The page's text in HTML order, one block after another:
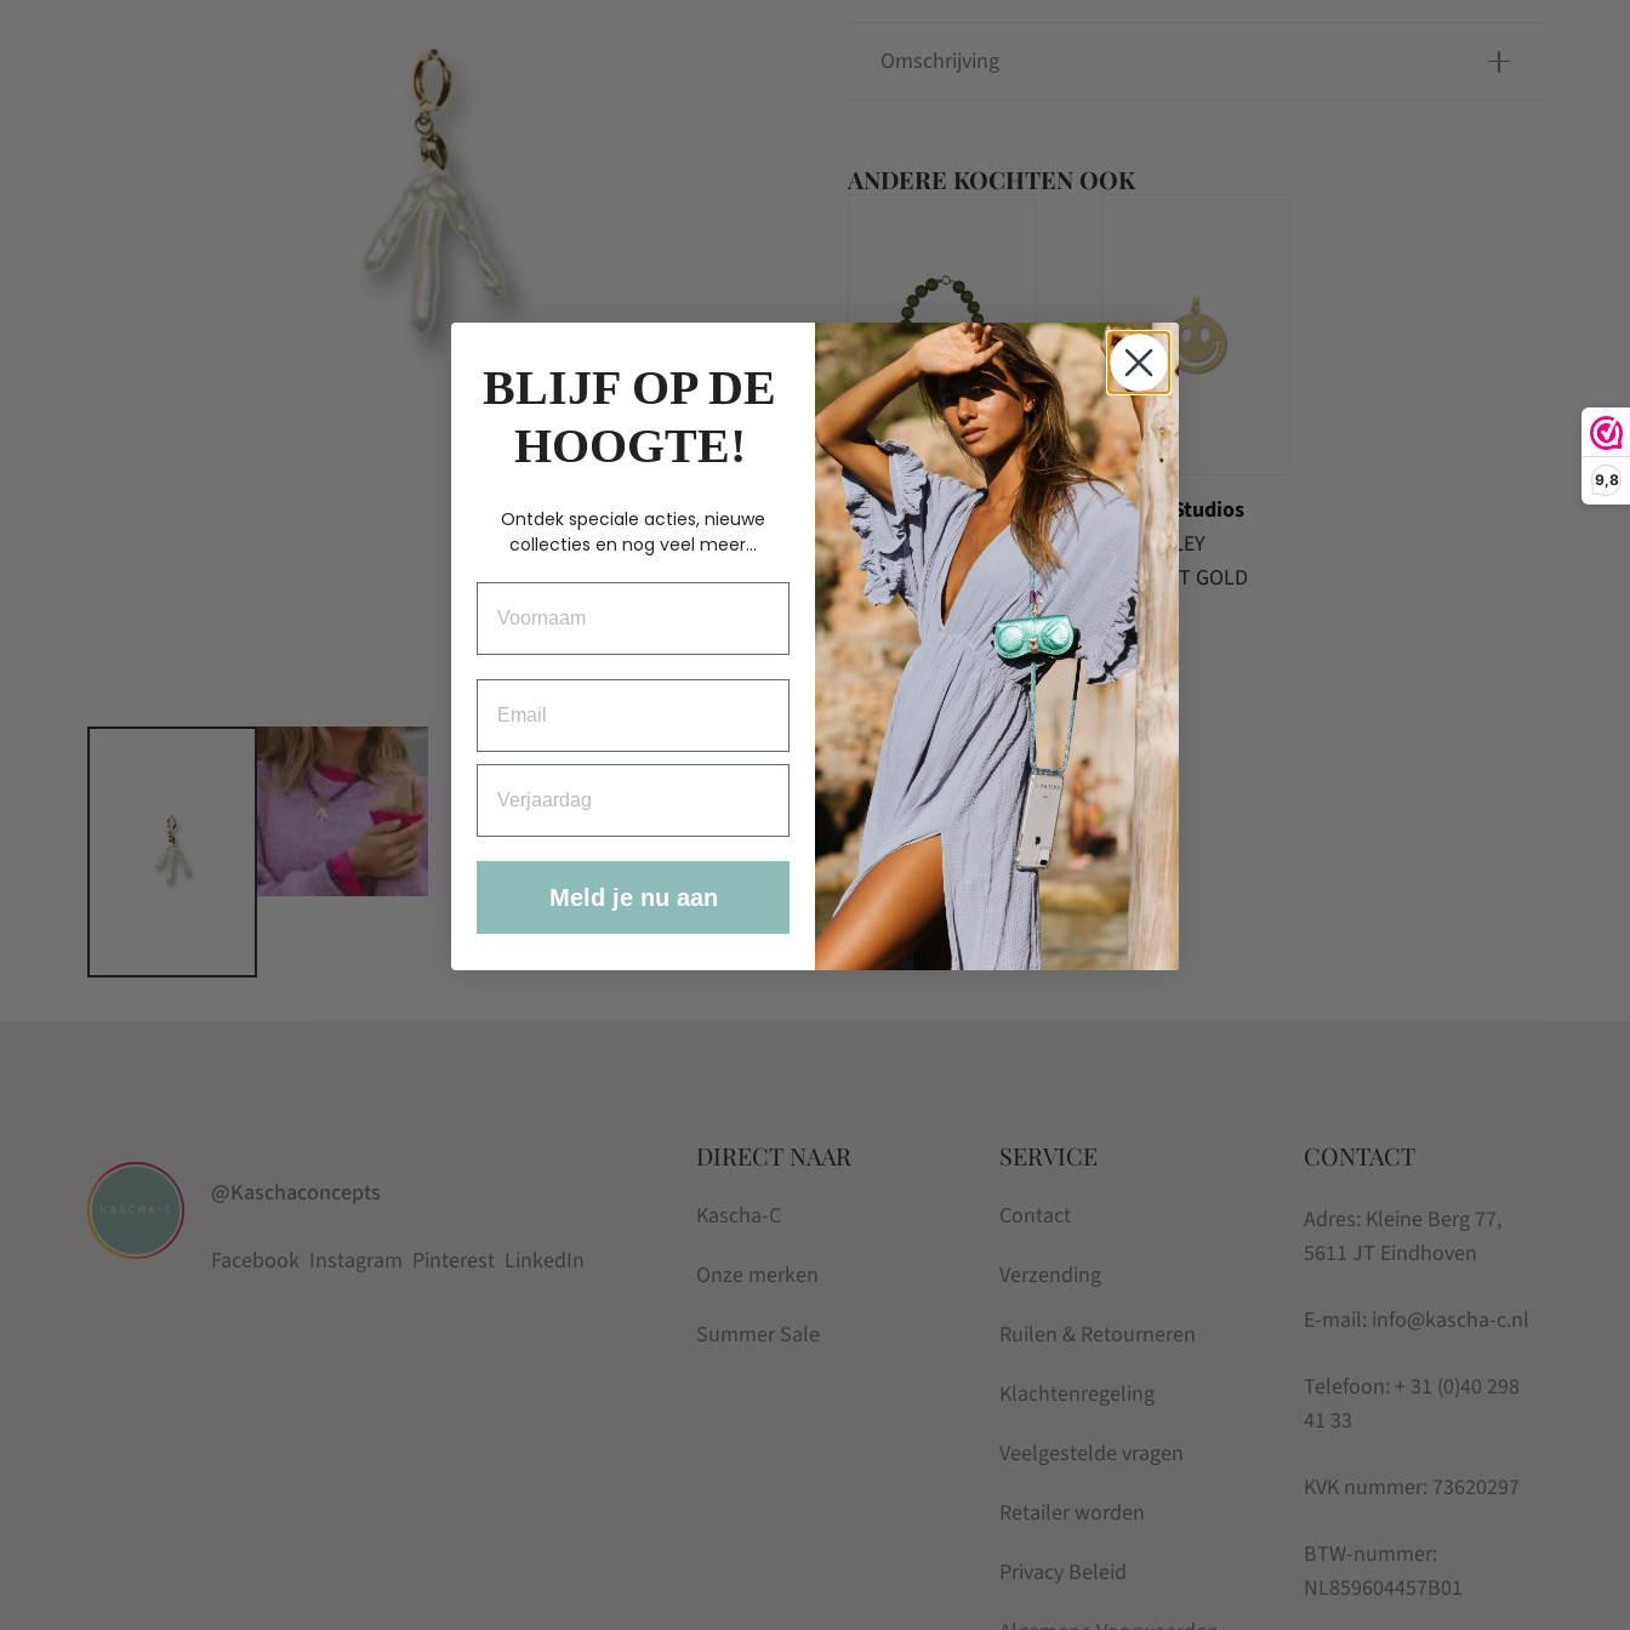
9,8
Omschrijving
ANDERE KOCHTEN OOK
Bonnie Studios
WILMA NECKLACE
ARMY GREEN
€49.95
Bonnie Studios
BIG SMILEY
PENDANT GOLD
€34.95
@Kaschaconcepts
Facebook Instagram Pinterest LinkedIn
DIRECT NAAR
Kascha-C
Onze merken
Summer Sale
SERVICE
Contact
Verzending
Ruilen & Retourneren
Klachtenregeling
Veelgestelde vragen
Retailer worden
Privacy Beleid
CONTACT
Adres: Kleine Berg 77,
5611 JT Eindhoven
E-mail: info@kascha-c.nl
Telefoon: + 31 (0)40 298
41 33
KVK nummer: 73620297
BTW-nummer:
NL859604457B01
BLIJF OP DE
HOOGTE!
Ontdek speciale acties, nieuwe
collecties en nog veel meer...
Meld je nu aan